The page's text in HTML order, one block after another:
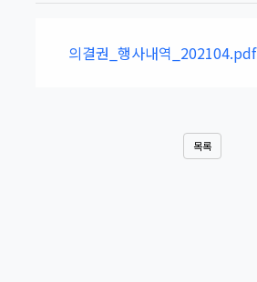
의결권_행사내역_202104.pdf
목록